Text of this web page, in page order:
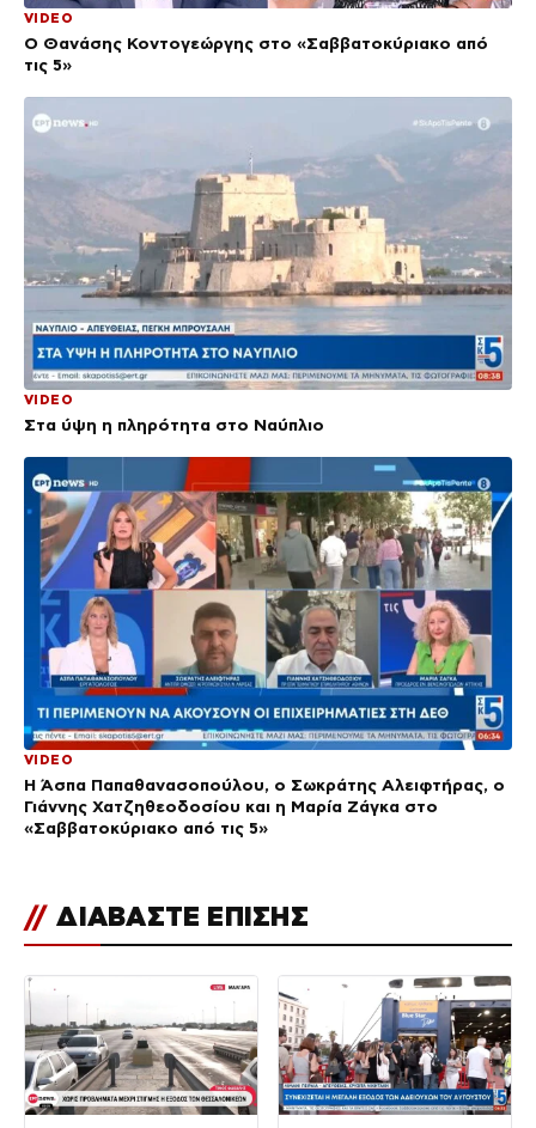
VIDEO
Ο Θανάσης Κοντογεώργης στο «Σαββατοκύριακο από
τις 5»
VIDEO
Στα ύψη η πληρότητα στο Ναύπλιο
VIDEO
Η Άσπα Παπαθανασοπούλου, ο Σωκράτης Αλειφτήρας, ο
Γιάννης Χατζηθεοδοσίου και η Μαρία Ζάγκα στο
«Σαββατοκύριακο από τις 5»
// ΔΙΑΒΑΣΤΕ ΕΠΙΣΗΣ